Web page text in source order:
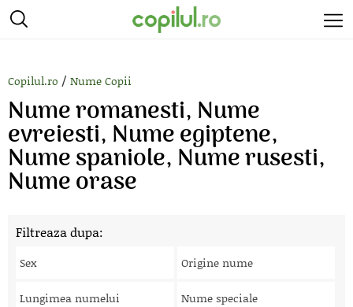
Copilul.ro / Nume Copii
Nume romanesti, Nume
evreiesti, Nume egiptene,
Nume spaniole, Nume rusesti,
Nume orase
Filtreaza dupa:
Sex Origine nume
Lungimea numelui Nume speciale